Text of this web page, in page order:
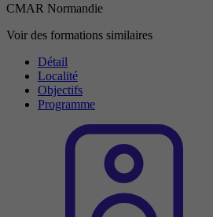
CMAR Normandie
Voir des formations similaires
Détail
Localité
Objectifs
Programme